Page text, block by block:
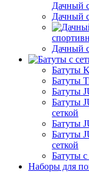
Дачный
Дачный
Дачный
Батуты
Батуты
Батуты
Батуты
сеткой
Батуты
Батуты
сеткой
Батуты
Наборы для